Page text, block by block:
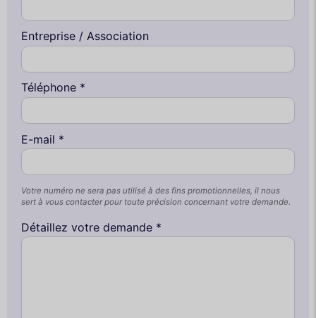
Entreprise / Association
Téléphone *
E-mail *
Votre numéro ne sera pas utilisé à des fins promotionnelles, il nous
sert à vous contacter pour toute précision concernant votre demande.
Détaillez votre demande *